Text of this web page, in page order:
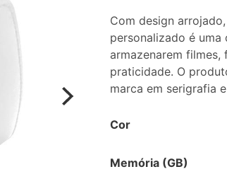
Com design
personalizado é
armazenarem filmes,
praticidade. O
marca em serigrafia
Cor
Memória (GB)